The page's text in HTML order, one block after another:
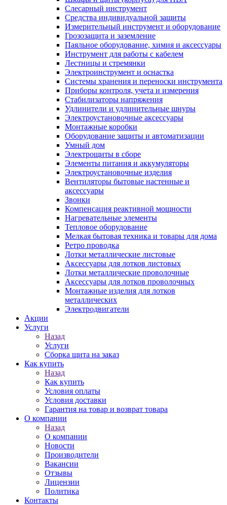
Слесарный инструмент
Средства индивидуальной защиты
Измерительный инструмент и оборудование
Грозозащита и заземление
Паяльное оборудование, химия и аксессуары
Инструмент для работы с кабелем
Лестницы и стремянки
Электроинструмент и оснастка
Системы хранения и переноски инструмента
Приборы контроля, учета и измерения
Стабилизаторы напряжения
Удлинители и удлинительные шнуры
Электроустановочные аксессуары
Монтажные коробки
Оборудование защиты и автоматизации
Умный дом
Электрощиты в сборе
Элементы питания и аккумуляторы
Электроустановочные изделия
Вентиляторы бытовые настенные и
аксессуары
Звонки
Компенсация реактивной мощности
Нагревательные элементы
Тепловое оборудование
Мелкая бытовая техника и товары для дома
Ретро проводка
Лотки металлические листовые
Аксессуары для лотков листовых
Лотки металлические проволочные
Аксессуары для лотков проволочных
Монтажные изделия для лотков
металлических
Электродвигатели
Акции
Услуги
Назад
Услуги
Сборка щита на заказ
Как купить
Назад
Как купить
Условия оплаты
Условия доставки
Гарантия на товар и возврат товара
О компании
Назад
О компании
Новости
Производители
Вакансии
Отзывы
Лицензии
Политика
Контакты